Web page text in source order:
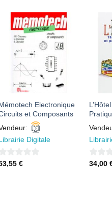
AJOUTER
À MES
FAVORIS
Electronique
et Composants
Digitale
€
0
34,00